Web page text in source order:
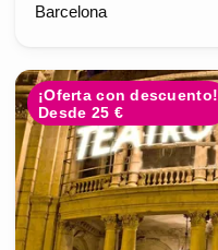
Barcelona
¡Oferta con descuento!
Desde 25 €